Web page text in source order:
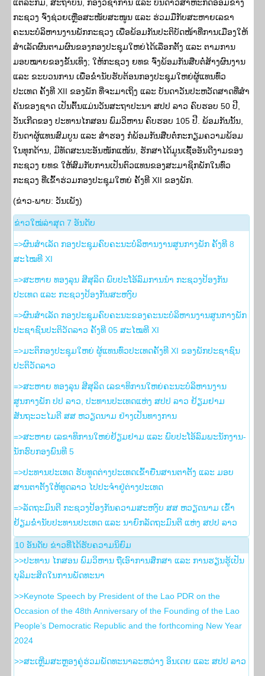
ແຕ່ລະກົມ, ສະຖາບັນ, ກອງວິຊາການ ແລະ ບັນດາວິສາຫະກິດອ້ອມຂ້າງ
ກະຊວງ ຈົ່ງຊ່ວຍເຫຼືອສະໜັບສະໜູນ ແລະ ຮ່ວມມືກັບສະຫາຍເລຂາ
ຄະນະບໍລິຫານງານພັກກະຊວງ ເພື່ອພ້ອມກັນປະຕິບັດໜ້າທີ່ການເມືອງໃຫ້
ສໍາເລັດຜົນຕາມຜົນຂອງກອງປະຊຸມໃຫຍ່ໄດ້ເລືອກຕັ້ງ ແລະ ຕາມການ
ມອບໝາຍຂອງຂັ້ນເທິງ; ໃຫ້ກະຊວງ ຍທຂ ຈົ່ງພ້ອມກັນສືບຕໍ່ສ້າງຜົນງານ
ແລະ ຂະບວນການ ເພື່ອຂໍ່ານັບຮັບຕ້ອນກອງປະຊຸມໃຫຍ່ຜູ້ແທນທົ່ວ
ປະເທດ ຄັ້ງທີ XII ຂອງພັກ ທີ່ຈະມາເຖິງ ແລະ ບັນດາວັນປະຫວັດສາດທີ່ສໍາ
ຄັນຂອງຊາດ ເປັນຕົ້ນແມ່ນວັນສະຖາປະນາ ສປປ ລາວ ຄົບຮອບ 50 ປີ,
ວັນເກີດຂອງ ປະທານໄກສອນ ພົມວິຫານ ຄົບຮອບ 105 ປີ. ພ້ອມກັນນັ້ນ,
ບັນດາຜູ້ແທນສົມບູນ ແລະ ສໍາຮອງ ກໍພ້ອມກັນສືບຕໍ່ກະກຽມຄວາມພ້ອມ
ໃນທຸກດ້ານ, ມີທັດສະນະອັນໜັກແໜ້ນ, ຮັກສາໄດ້ມູນເຊື້ອອັນດີງາມຂອງ
ກະຊວງ ຍທຂ ໃຫ້ສົມກັບການເປັນຕົວແທນຂອງສະມາຊິກພັກໃນທົ່ວ
ກະຊວງ ທີ່ເຂົ້າຮ່ວມກອງປະຊຸມໃຫຍ່ ຄັ້ງທີ XII ຂອງພັກ.
(ຂ່າວ-ພາບ: ວັນເພັງ)
​ຂ່າວ​ໃໝ່​ລ່າ​ສຸດ 7 ອັນ​ດັບ
=>ຜົນສໍາເລັດ ກອງປະຊຸມຄົບຄະນະບໍລິຫານງານສູນກາງພັກ ຄັ້ງທີ 8
ສະໄໝທີ XI
=>ສະຫາຍ ທອງລຸນ ສີສຸລິດ ພົບປະໂອ້ລົມການນຳ ກະຊວງປ້ອງກັນ
ປະເທດ ແລະ ກະຊວງປ້ອງກັນສະຫງົບ
=>ຜົນສຳເລັດ ກອງປະຊຸມຄົບຄະນະຂອງຄະນະບໍລິຫານງານສູນກາງພັກ
ປະຊາຊົນປະຕິວັດລາວ ຄັ້ງທີ 05 ສະໄໝທີ XI
=>ມະຕິກອງປະຊຸມໃຫຍ່ ຜູ້ແທນທົ່ວປະເທດຄັ້ງທີ XI ຂອງພັກປະຊາຊົນ
ປະຕິວັດລາວ
=>ສະຫາຍ ທອງລຸນ ສີສຸລິດ ເລຂາທິການໃຫຍ່ຄະນະບໍລິຫານງານ
ສູນກາງພັກ ປປ ລາວ, ປະທານປະເທດແຫ່ງ ສປປ ລາວ ຢ້ຽມຢາມ
ສັນຖະວະໄມຕີ ສສ ຫວຽດນາມ ຢ່າງເປັນທາງການ
=>ສະຫາຍ ເລຂາທິການໃຫຍ່ຢ້ຽມຢາມ ແລະ ພົບປະໂອ້ລົມພະນັກງານ-
ນັກຮົບກອງພົນທີ 5
=>ປະທານປະເທດ ຮັບທູດຕ່າງປະເທດເຂົ້າຍື່ນສານຕາຕັ້ງ ແລະ ມອບ
ສານຕາຕັ້ງໃຫ້ທູດລາວ ໄປປະຈຳຢູ່ຕ່າງປະເທດ
=>ລັດຖະມົນຕີ ກະຊວງປ້ອງກັນຄວາມສະຫງົບ ສສ ຫວຽດນາມ ເຂົ້າ
ຢ້ຽມຂໍ່ານັບປະທານປະເທດ ແລະ ນາຍົກລັດຖະມົນຕີ ແຫ່ງ ສປປ ລາວ
10 ອັນ​ດັບ ຂ່າວ​ທີ່​ໄດ້​ຮັບ​ຄວາມ​ນິ​ຍົມ
>>ປະທານ ໄກສອນ ພົມວິຫານ ຖືເອົາການສຶກສາ ແລະ ການຮຽນຮູ້ເປັນ
ບຸລິມະສິດໃນການພັດທະນາ
>>Keynote Speech by President of the Lao PDR on the
Occasion of the 48th Anniversary of the Founding of the Lao
People’s Democratic Republic and the forthcoming New Year
2024
>>ສະເຫຼີມສະຫຼອງຄູ່ຮ່ວມພັດທະນາລະຫວ່າງ ອິນເດຍ ແລະ ສປປ ລາວ